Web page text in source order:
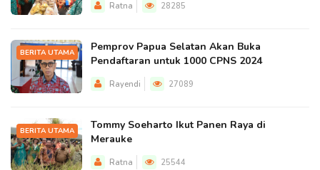
Ratna 28285
BERITA UTAMA
Pemprov Papua Selatan Akan Buka
Pendaftaran untuk 1000 CPNS 2024
Rayendi 27089
BERITA UTAMA
Tommy Soeharto Ikut Panen Raya di
Merauke
Ratna 25544